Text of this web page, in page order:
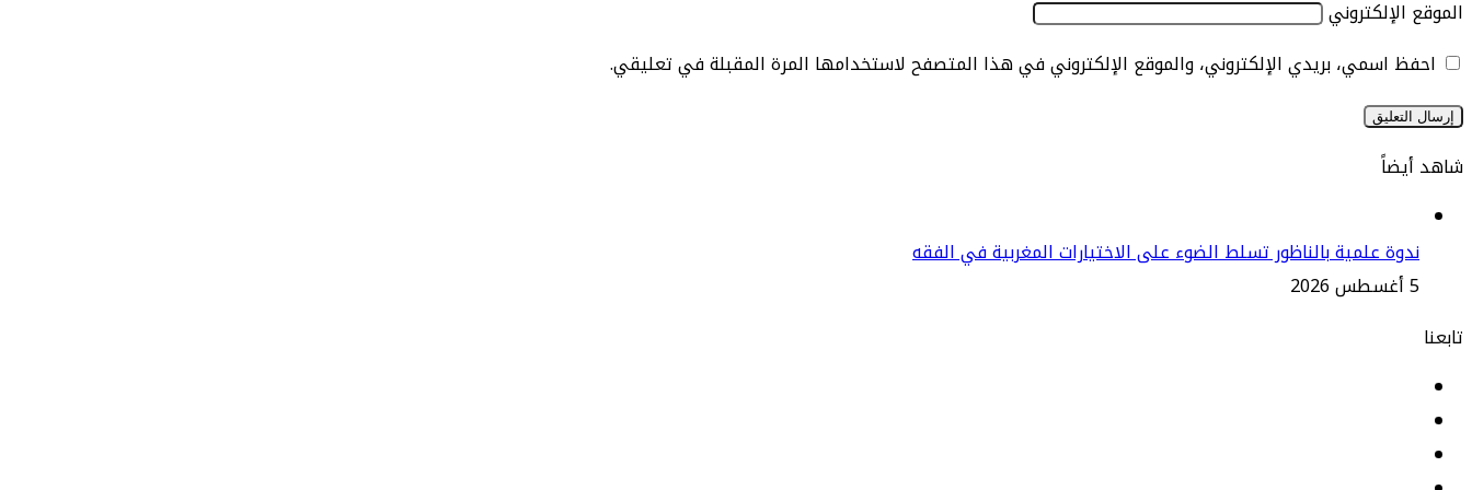
الموقع الإلكتروني
احفظ اسمي، بريدي الإلكتروني، والموقع الإلكتروني في هذا المتصفح لاستخدامها المرة المقبلة في تعليقي.
شاهد أيضاً
ندوة علمية بالناظور تسلط الضوء على الاختيارات المغربية في الفقه
5 أغسطس 2026
تابعنا